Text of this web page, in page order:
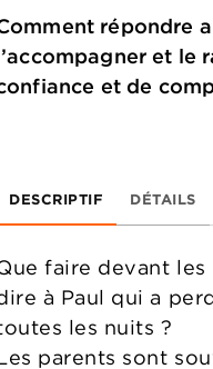
répondre
et le
et de
DESCRIPTIF DÉTAILS
faire devant
à Paul qui a
les nuits ?
parents sont